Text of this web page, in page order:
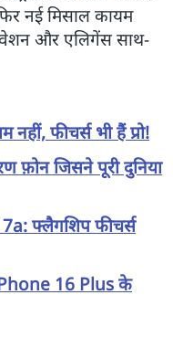
नई मिसाल कायम
और एलिगेंस साथ-
फीचर्स भी हैं प्रो!
फ़ोन जिसने पूरी दुनिया
फ्लैगशिप फीचर्स
16 Plus के